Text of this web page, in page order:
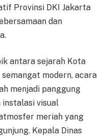
Provinsi DKI Jakarta
dan
antara sejarah Kota
modern, acara
menjadi panggung
instalasi visual
meriah yang
Kepala Dinas